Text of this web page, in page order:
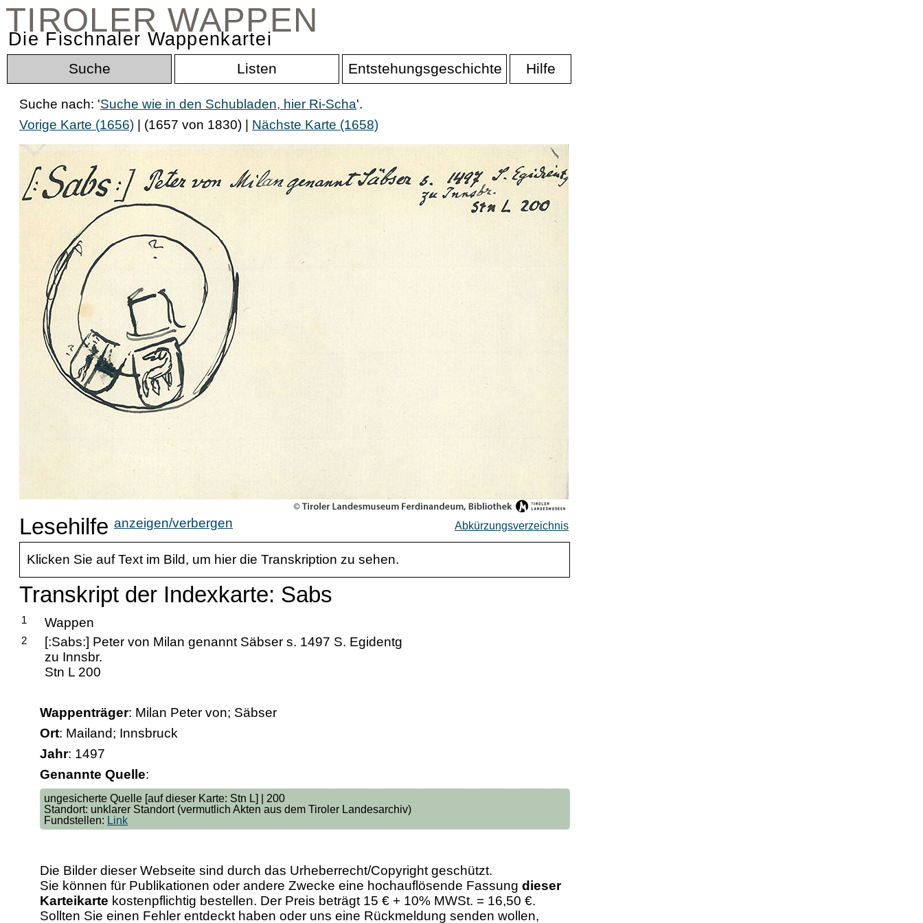
TIROLER WAPPEN
Die Fischnaler Wappenkartei
Suche Listen Entstehungsgeschichte Hilfe
Suche nach: 'Suche wie in den Schubladen, hier Ri-Scha'.
Vorige Karte (1656) | (1657 von 1830) | Nächste Karte (1658)
Lesehilfe anzeigen/verbergen Abkürzungsverzeichnis
Klicken Sie auf Text im Bild, um hier die Transkription zu sehen.
Transkript der Indexkarte: Sabs
1 Wappen
2
[:Sabs:] Peter von Milan genannt Säbser s. 1497 S. Egidentg
zu Innsbr.
Stn L 200
Wappenträger: Milan Peter von; Säbser
Ort: Mailand; Innsbruck
Jahr: 1497
Genannte Quelle:
ungesicherte Quelle [auf dieser Karte: Stn L] | 200
Standort: unklarer Standort (vermutlich Akten aus dem Tiroler Landesarchiv)
Fundstellen: Link
Die Bilder dieser Webseite sind durch das Urheberrecht/Copyright geschützt.
Sie können für Publikationen oder andere Zwecke eine hochauflösende Fassung dieser
Karteikarte kostenpflichtig bestellen. Der Preis beträgt 15 € + 10% MWSt. = 16,50 €.
Sollten Sie einen Fehler entdeckt haben oder uns eine Rückmeldung senden wollen,